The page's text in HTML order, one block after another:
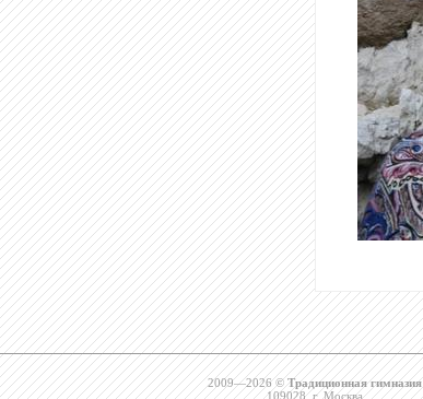
2009—2026 ©Традиционная гимназия
109028, г. Москва